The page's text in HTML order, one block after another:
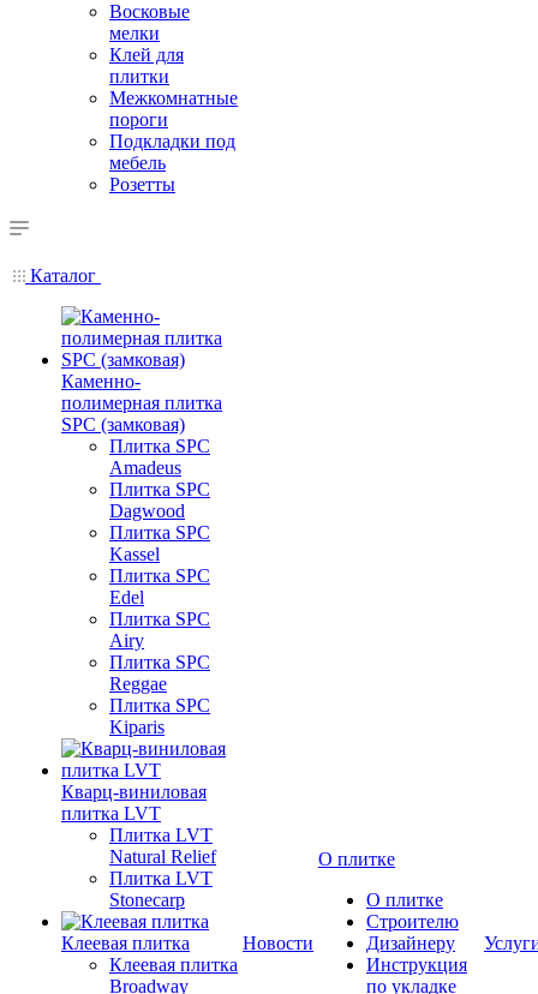
Восковые
мелки
Клей для
плитки
Межкомнатные
пороги
Подкладки под
мебель
Розетты
Каталог
Каменно-
полимерная плитка
SPC (замковая)
Плитка SPC
Amadeus
Плитка SPC
Dagwood
Плитка SPC
Kassel
Плитка SPC
Edel
Плитка SPC
Airy
Плитка SPC
Reggae
Плитка SPC
Kiparis
Кварц-виниловая
плитка LVT
Плитка LVT
Natural Relief
Плитка LVT
Stonecarp
Клеевая плитка
Клеевая плитка
Broadway
Новости
О плитке
О плитке
Строителю
Дизайнеру
Инструкция
по укладке